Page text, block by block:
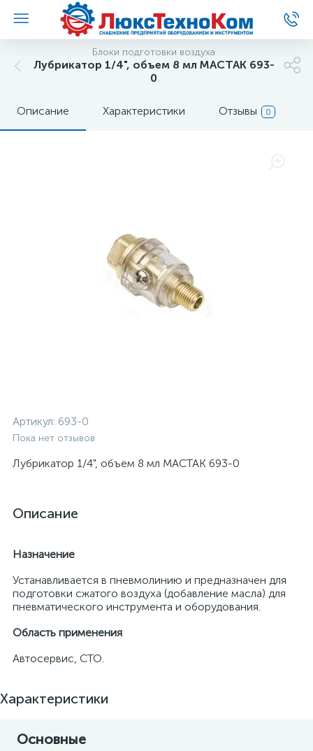
Блоки подготовки воздуха
Лубрикатор 1/4", объем 8 мл МАСТАК 693-
0
Описание Характеристики Отзывы 0
Артикул: 693-0
Пока нет отзывов
Лубрикатор 1/4", объем 8 мл МАСТАК 693-0
Описание
Назначение
Устанавливается в пневмолинию и предназначен для
подготовки сжатого воздуха (добавление масла) для
пневматического инструмента и оборудования.
Область применения
Автосервис, СТО.
Характеристики
Основные